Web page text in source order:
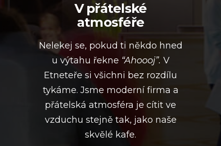
V přátelské
atmosféře
Nelekej se, pokud ti někdo hned
u výtahu řekne “Ahoooj”. V
Etneteře si všichni bez rozdílu
tykáme. Jsme moderní firma a
přátelská atmosféra je cítit ve
vzduchu stejně tak, jako naše
skvělé kafe.